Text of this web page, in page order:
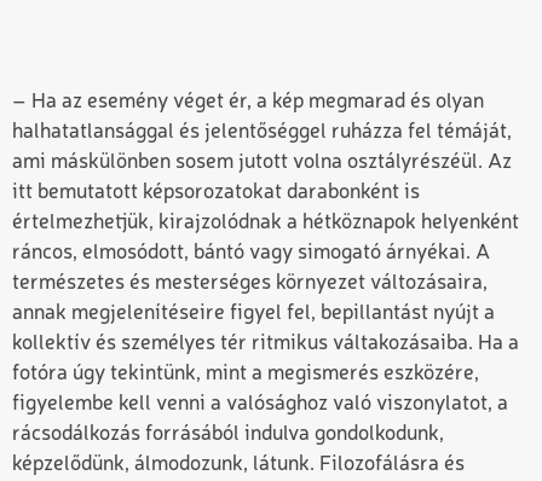
– Ha az esemény véget ér, a kép megmarad és olyan
halhatatlansággal és jelentőséggel ruházza fel témáját,
ami máskülönben sosem jutott volna osztályrészéül. Az
itt bemutatott képsorozatokat darabonként is
értelmezhetjük, kirajzolódnak a hétköznapok helyenként
ráncos, elmosódott, bántó vagy simogató árnyékai. A
természetes és mesterséges környezet változásaira,
annak megjelenítéseire figyel fel, bepillantást nyújt a
kollektív és személyes tér ritmikus váltakozásaiba. Ha a
fotóra úgy tekintünk, mint a megismerés eszközére,
figyelembe kell venni a valósághoz való viszonylatot, a
rácsodálkozás forrásából indulva gondolkodunk,
képzelődünk, álmodozunk, látunk. Filozofálásra és